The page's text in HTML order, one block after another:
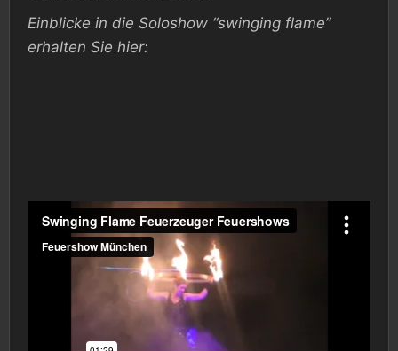
Einblicke in die Soloshow “swinging flame”
erhalten Sie hier: